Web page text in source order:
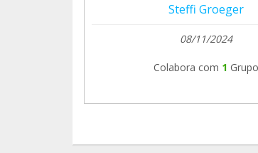
Steffi Groeger
08/11/2024
Colabora com 1 Grupo